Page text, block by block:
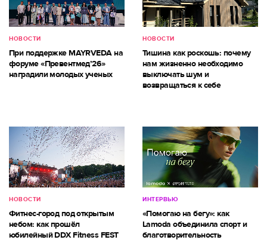
НОВОСТИ
При поддержке MAYRVEDA на
форуме «Превентмед’26»
наградили молодых ученых
НОВОСТИ
Тишина как роскошь: почему
нам жизненно необходимо
выключать шум и
возвращаться к себе
НОВОСТИ
Фитнес-город под открытым
небом: как прошёл
юбилейный DDX Fitness FEST
ИНТЕРВЬЮ
«Помогаю на бегу»: как
Lamoda объединила спорт и
благотворительность